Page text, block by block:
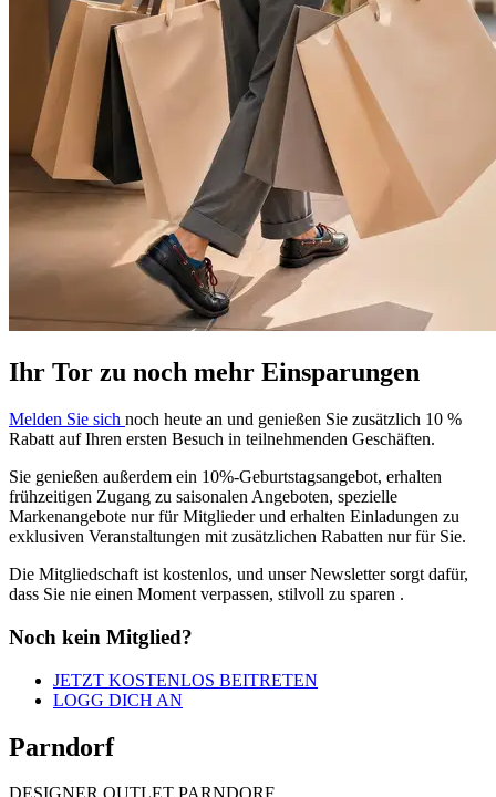
Ihr Tor zu noch mehr Einsparungen
Melden Sie sich noch heute an und genießen Sie zusätzlich 10 %
Rabatt auf Ihren ersten Besuch in teilnehmenden Geschäften.
Sie genießen außerdem ein 10%-Geburtstagsangebot, erhalten
frühzeitigen Zugang zu saisonalen Angeboten, spezielle
Markenangebote nur für Mitglieder und erhalten Einladungen zu
exklusiven Veranstaltungen mit zusätzlichen Rabatten nur für Sie.
Die Mitgliedschaft ist kostenlos, und unser Newslettersorgt dafür,
dass Sie nie einen Moment verpassen, stilvoll zu sparen .
Noch kein Mitglied?
JETZT KOSTENLOS BEITRETEN
LOGG DICH AN
Parndorf